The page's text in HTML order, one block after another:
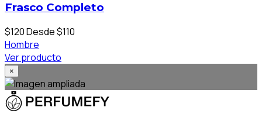
Frasco Completo
$120Desde $110
Hombre
Ver producto
×